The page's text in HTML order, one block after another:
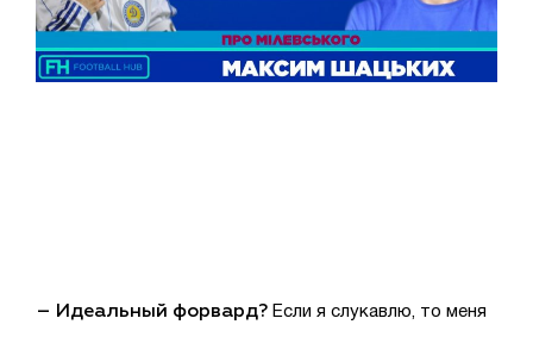
– Идеальный форвард? Если я слукавлю, то меня